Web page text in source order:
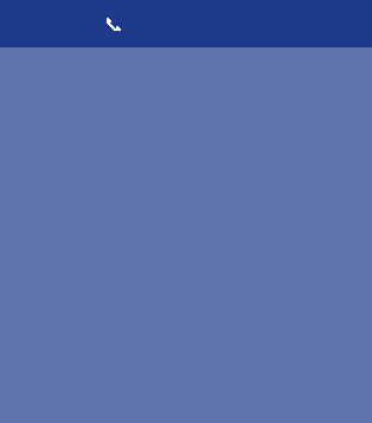
📞